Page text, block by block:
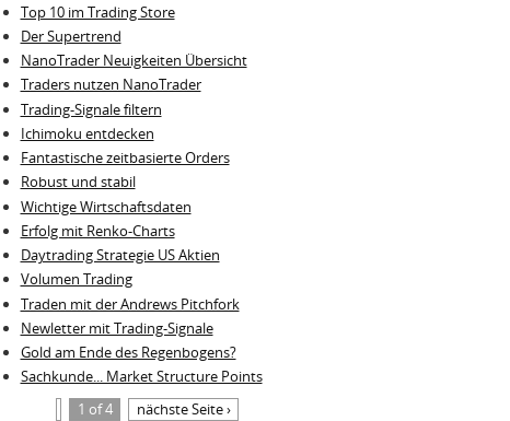
Top 10 im Trading Store
Der Supertrend
NanoTrader Neuigkeiten Übersicht
Traders nutzen NanoTrader
Trading-Signale filtern
Ichimoku entdecken
Fantastische zeitbasierte Orders
Robust und stabil
Wichtige Wirtschaftsdaten
Erfolg mit Renko-Charts
Daytrading Strategie US Aktien
Volumen Trading
Traden mit der Andrews Pitchfork
Newletter mit Trading-Signale
Gold am Ende des Regenbogens?
Sachkunde... Market Structure Points
1 of 4
nächste Seite ›